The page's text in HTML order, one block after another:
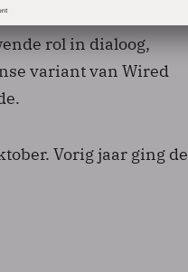
rol in dialoog,
variant van Wired
Vorig jaar ging de